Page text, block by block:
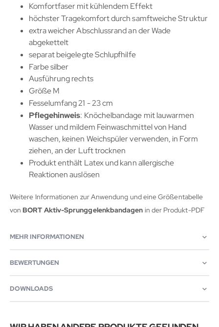
Komfortfaser mit kühlendem Effekt
höchster Tragekomfort durch samftweiche Struktur
extra weicher Abschlussrand an der Wade
abgekettelt
separat beigelegte Schlupfhilfe
Farbe silber
Ausführung rechts
Größe M
Fesselumfang 21 - 23 cm
Pflegehinweis: Knöchelbandage mit lauwarmen
Wasser und mildem Feinwaschmittel von Hand
waschen, keinen Weichspüler verwenden, in Form
ziehen, an der Luft trocknen
Produkt enthält Latex und kann allergische
Reaktionen auslösen
Weitere Informationen zur Anwendung und eine Größentabelle
von BORT Aktiv-Sprunggelenkbandagen in der Produkt-PDF
MEHR INFORMATIONEN
BEWERTUNGEN
DOWNLOADS